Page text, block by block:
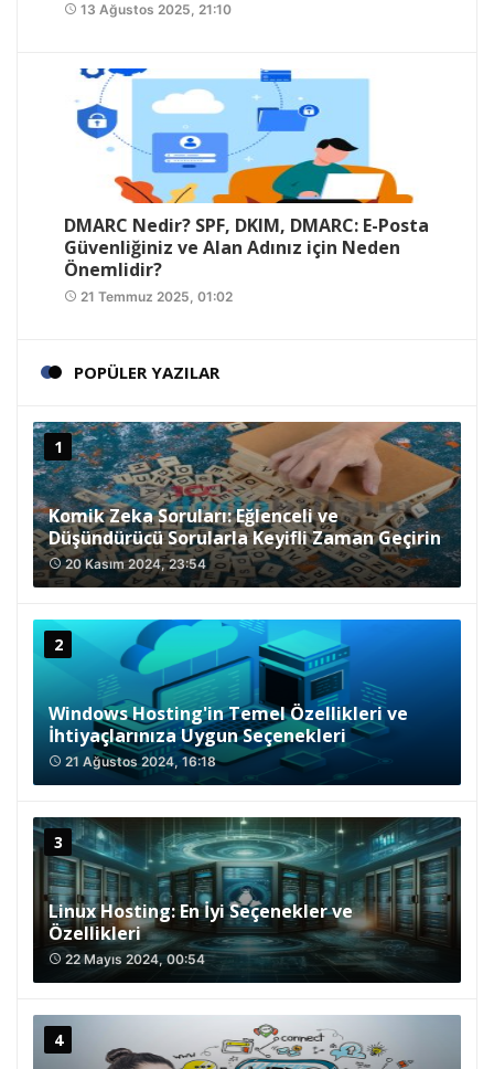
access_time 13 Ağustos 2025, 21:10
DMARC Nedir? SPF, DKIM, DMARC: E-Posta
Güvenliğiniz ve Alan Adınız için Neden
Önemlidir?
access_time 21 Temmuz 2025, 01:02
POPÜLER YAZILAR
Komik Zeka Soruları: Eğlenceli ve
Düşündürücü Sorularla Keyifli Zaman Geçirin
access_time20 Kasım 2024, 23:54
Windows Hosting'in Temel Özellikleri ve
İhtiyaçlarınıza Uygun Seçenekleri
access_time 21 Ağustos 2024, 16:18
Linux Hosting: En İyi Seçenekler ve
Özellikleri
access_time 22 Mayıs 2024, 00:54